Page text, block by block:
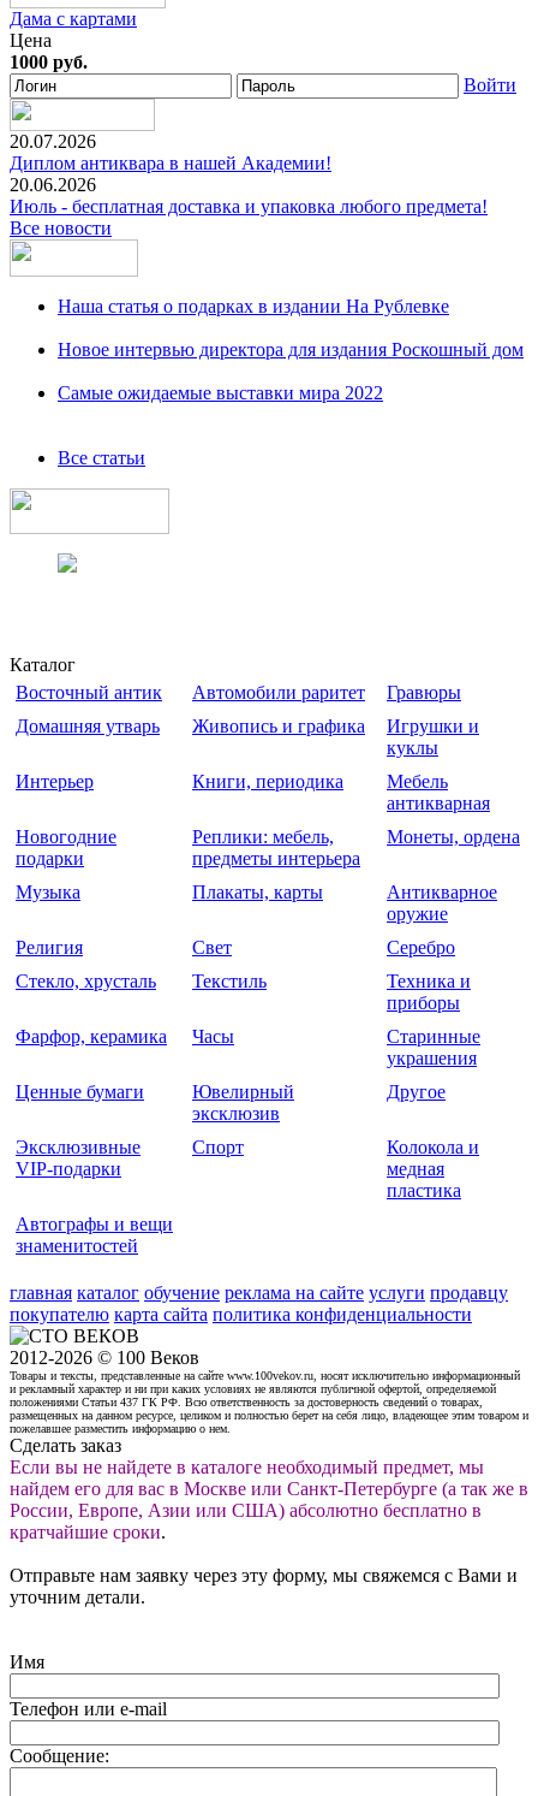
Дама с картами
Цена
1000 руб.
Войти
20.07.2026
Диплом антиквара в нашей Академии!
20.06.2026
Июль - бесплатная доставка и упаковка любого предмета!
Все новости
Наша статья о подарках в издании На Рублевке
Новое интервью директора для издания Роскошный дом
Самые ожидаемые выставки мира 2022
Все статьи
Каталог
Восточный антик
Автомобили раритет
Гравюры
Домашняя утварь
Живопись и графика
Игрушки и
куклы
Интерьер
Книги, периодика
Мебель
антикварная
Новогодние
подарки
Реплики: мебель,
предметы интерьера
Монеты, ордена
Музыка Плакаты, карты
Антикварное
оружие
Религия
Свет
Серебро
Стекло, хрусталь
Текстиль
Техника и
приборы
Фарфор, керамика
Часы
Старинные
украшения
Ценные бумаги
Ювелирный
эксклюзив
Другое
Эксклюзивные
VIP-подарки
Спорт
Колокола и
медная
пластика
Автографы и вещи
знаменитостей
главная каталог обучение реклама на сайте услуги продавцу
покупателю карта сайта политика конфиденциальности
2012-2026 © 100 Веков
Товары и тексты, представленные на сайте www.100vekov.ru, носят исключительно информационный
и рекламный характер и ни при каких условиях не являются публичной офертой, определяемой
положениями Статьи 437 ГК РФ. Всю ответственность за достоверность сведений о товарах,
размещенных на данном ресурсе, целиком и полностью берет на себя лицо, владеющее этим товаром и
пожелавшее разместить информацию о нем.
Сделать заказ
Если вы не найдете в каталоге необходимый предмет, мы
найдем его для вас в Москве или Санкт-Петербурге (а так же в
России, Европе, Азии или США) абсолютно бесплатно в
кратчайшие сроки.
Отправьте нам заявку через эту форму, мы свяжемся с Вами и
уточним детали.
Имя
Телефон или e-mail
Сообщение: